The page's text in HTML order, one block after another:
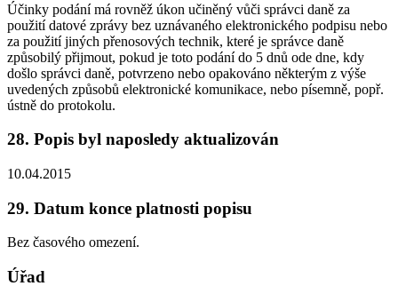
Účinky podání má rovněž úkon učiněný vůči správci daně za
použití datové zprávy bez uznávaného elektronického podpisu nebo
za použití jiných přenosových technik, které je správce daně
způsobilý přijmout, pokud je toto podání do 5 dnů ode dne, kdy
došlo správci daně, potvrzeno nebo opakováno některým z výše
uvedených způsobů elektronické komunikace, nebo písemně, popř.
ústně do protokolu.
28. Popis byl naposledy aktualizován
10.04.2015
29. Datum konce platnosti popisu
Bez časového omezení.
Úřad